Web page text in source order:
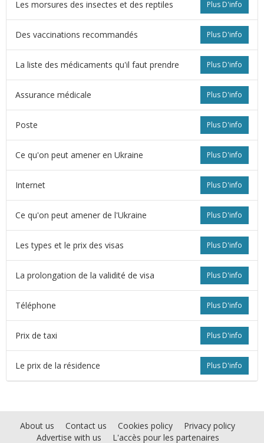
Plus D'info
Les morsures des insectes et des reptiles
Plus D'info
Des vaccinations recommandés
Plus D'info
La liste des médicaments qu'il faut prendre
Plus D'info
Assurance médicale
Plus D'info
Poste
Plus D'info
Ce qu'on peut amener en Ukraine
Plus D'info
Internet
Plus D'info
Ce qu'on peut amener de l'Ukraine
Plus D'info
Les types et le prix des visas
Plus D'info
La prolongation de la validité de visa
Plus D'info
Téléphone
Plus D'info
Prix de taxi
Plus D'info
Le prix de la résidence
About us Contact us Cookies policy
Privacy policy
Advertise with us
L'accès pour les partenaires